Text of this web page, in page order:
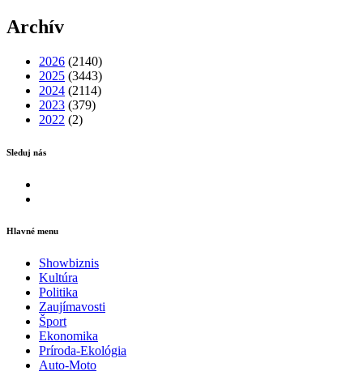
Archív
2026 (2140)
2025 (3443)
2024 (2114)
2023 (379)
2022 (2)
Sleduj nás
Hlavné menu
Showbiznis
Kultúra
Politika
Zaujímavosti
Šport
Ekonomika
Príroda-Ekológia
Auto-Moto